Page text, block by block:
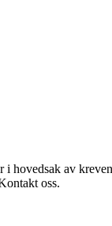
i hovedsak av
oss.